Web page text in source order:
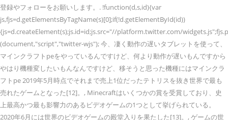
登録やフォローをお願いします。. !function(d,s,id){var
js,fjs=d.getElementsByTagName(s)[0];if(!d.getElementById(id))
{js=d.createElement(s);js.id=id;js.src="//platform.twitter.com/
(document,"script","twitter-wjs"); 今、凄く動作の遅いタブレットを使って、
マインクラフトpeをやっているんですけど、何より動作が遅いもんですから
やはり機種変したいもんなんですけど、移そうと思った機種にはマインクラ
フトpe 2019年5月時点でそれまで売上1位だったテトリスを抜き世界で最も
売れたゲームとなった[12]。, Minecraftはいくつかの賞を受賞しており、史
上最高かつ最も影響力のあるビデオゲームの1つとして挙げられている。
2020年6月には世界のビデオゲームの殿堂入りを果たした[13]。, ゲームの世